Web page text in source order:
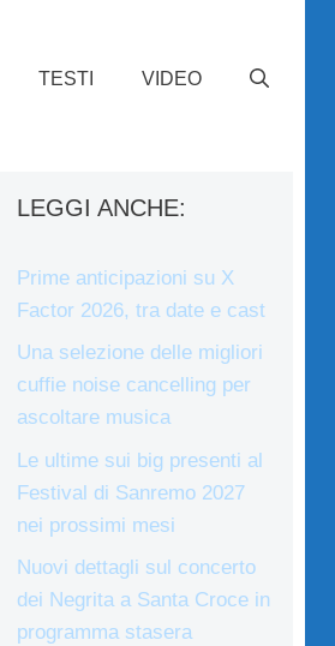
TESTI VIDEO
LEGGI ANCHE:
Prime anticipazioni su X
Factor 2026, tra date e cast
Una selezione delle migliori
cuffie noise cancelling per
ascoltare musica
Le ultime sui big presenti al
Festival di Sanremo 2027
nei prossimi mesi
Nuovi dettagli sul concerto
dei Negrita a Santa Croce in
programma stasera